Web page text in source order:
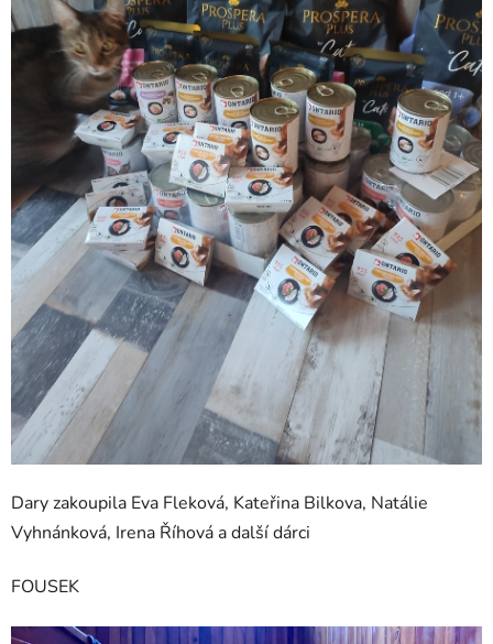
Dary zakoupila Eva Fleková, Kateřina Bilkova, Natálie
Vyhnánková, Irena Říhová a další dárci
FOUSEK